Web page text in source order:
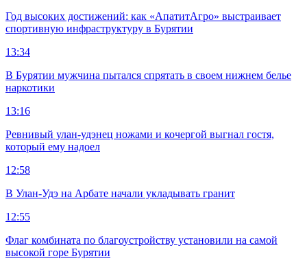
Год высоких достижений: как «АпатитАгро» выстраивает
спортивную инфраструктуру в Бурятии
13:34
В Бурятии мужчина пытался спрятать в своем нижнем белье
наркотики
13:16
Ревнивый улан-удэнец ножами и кочергой выгнал гостя,
который ему надоел
12:58
В Улан-Удэ на Арбате начали укладывать гранит
12:55
Флаг комбината по благоустройству установили на самой
высокой горе Бурятии